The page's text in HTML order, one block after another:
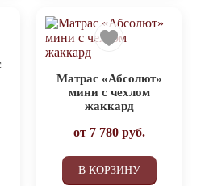
Матрас «Абсолют»
мини с чехлом
жаккард
от 7 780руб.
В КОРЗИНУ